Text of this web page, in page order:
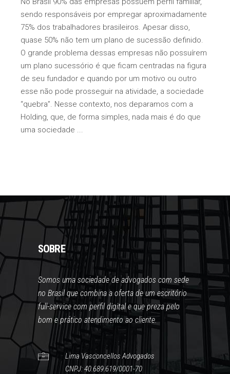
sendo responsáveis por empregar aproximadamente
75% dos trabalhadores brasileiros. Apesar disso,
quase 50% não tem um plano de sucessão definido.
O grande problema dessas empresas não possuírem
um plano sucessório é que ficam centradas na figura
de seu fundador e quando por um motivo ou outro
esse não pode prosseguir na atividade, a sociedade
“quebra”. Nesse contexto, nos deparamos com a
Holding, que, de forma simples, nada mais é do que
uma sociedade
SOBRE
Somos uma sociedade de advogados com sede
no Brasil que combina a oferta de um escritório
full-service com perfil digital e que preza pelo
bom e prático atendimento ao cliente.
Lima Vasconcellos Advogados
CNPJ: 40.689.619/0001-70